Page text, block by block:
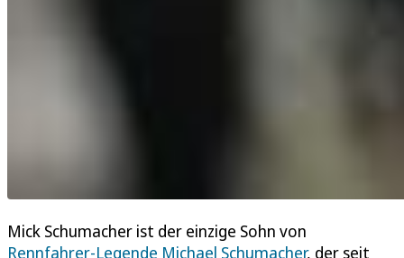
Mick Schumacher ist der einzige Sohn von
Rennfahrer-Legende Michael Schumacher, der seit